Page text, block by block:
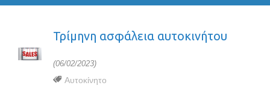
Αυτοκίνητο
Σκάφος
Σύνταξη
Τρίμηνη ασφάλεια αυτοκινήτου
(06/02/2023)
Αυτοκίνητο